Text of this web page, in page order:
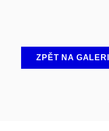
ZPĚT NA GALERII